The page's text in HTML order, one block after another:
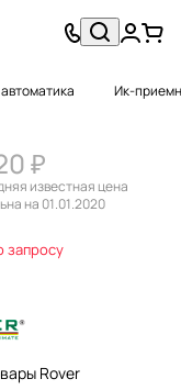
Ик-
₽
известная цена
на 01.01.2020
запросу
Rover